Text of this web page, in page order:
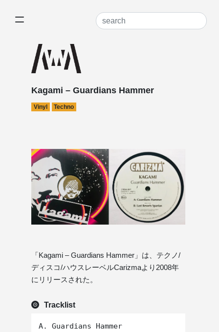
Kagami – Guardians Hammer
Vinyl Techno
「Kagami – Guardians Hammer」は、テクノ/
ディスコ/ハウスレーベルCarizmaより2008年
にリリースされた。
Tracklist
A. Guardians Hammer